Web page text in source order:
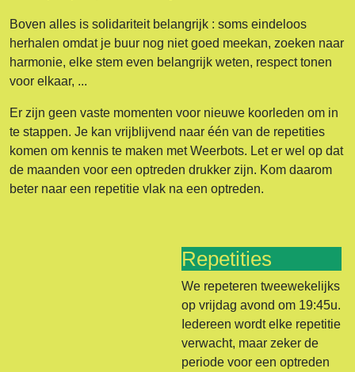
Boven alles is solidariteit belangrijk : soms eindeloos
herhalen omdat je buur nog niet goed meekan, zoeken naar
harmonie, elke stem even belangrijk weten, respect tonen
voor elkaar, ...
Er zijn geen vaste momenten voor nieuwe koorleden om in
te stappen. Je kan vrijblijvend naar één van de repetities
komen om kennis te maken met Weerbots. Let er wel op dat
de maanden voor een optreden drukker zijn. Kom daarom
beter naar een repetitie vlak na een optreden.
Repetities
We repeteren tweewekelijks
op vrijdag avond om 19:45u.
Iedereen wordt elke repetitie
verwacht, maar zeker de
periode voor een optreden